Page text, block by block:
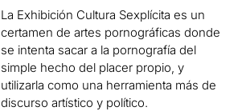
La Exhibición Cultura Sexplícita es un
certamen de artes pornográficas donde
se intenta sacar a la pornografía del
simple hecho del placer propio, y
utilizarla como una herramienta más de
discurso artístico y político.